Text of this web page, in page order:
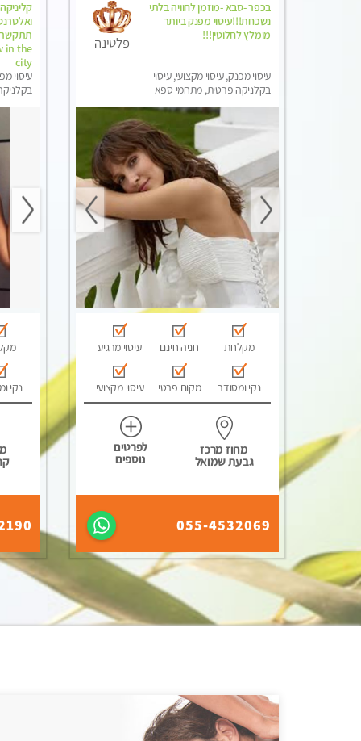
בכפר -סבא -מוזמן לחוויה בלתי
נשכחת!!!עיסוי מפנק ביותר
מומלץ לחלוטין!!!
עיסוי מפנק, עיסוי מקצועי, עיסוי
בקלניקה פרטית, מתחמי ספא
לגבר, עיסוי לנשים בלבד
פלטינה
מקלחת חניה חינם עיסוי מרגיע
נקי ומסודר מקום פרטי עיסוי מקצועי
מחוז מרכז
גבעת שמואל
לפרטים
נוספים
055-4532069
in the
city
עיסוי
נקי